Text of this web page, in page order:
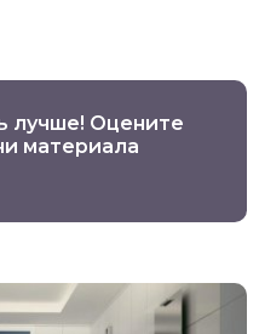
лучше! Оцените
материала